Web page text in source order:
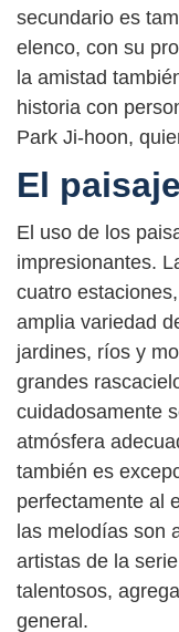
secundario es
elenco, con su
la amistad
historia con
Park Ji-hoon,
El
El uso de los
impresionantes.
cuatro
amplia variedad
jardines, ríos y
grandes
cuidadosamente
atmósfera
también es
perfectamente al
las melodías son
artistas de la
talentosos,
general.